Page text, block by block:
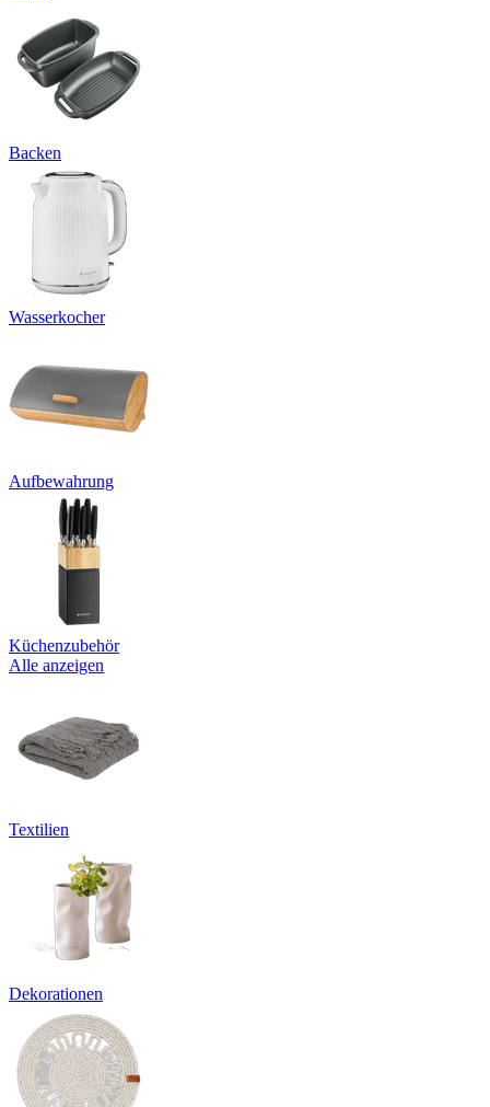
Backen
Wasserkocher
Aufbewahrung
Küchenzubehör
Alle anzeigen
Textilien
Dekorationen